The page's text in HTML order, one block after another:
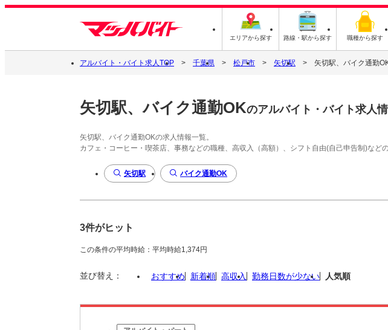
エリアから探す 路線・駅から探す 職種から探す
アルバイト・バイト求人TOP 千葉県 松戸市 矢切駅 矢切駅、バイク通勤
矢切駅、バイク通勤OKのアルバイト・バイト求人
矢切駅、バイク通勤OKの求人情報一覧。
カフェ・コーヒー・喫茶店、事務などの職種、高収入（高額）、シフト自由(自己申告制)など
矢切駅 バイク通勤OK
3件がヒット
この条件の平均時給：平均時給1,374円
並び替え： おすすめ 新着順 高収入 勤務日数が少ない 人気順